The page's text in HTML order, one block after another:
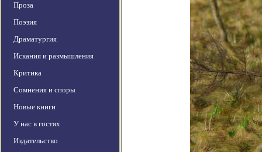
Проза
Поэзия
Драматургия
Искания и размышления
Критика
Сомнения и споры
Новые книги
У нас в гостях
Издательство